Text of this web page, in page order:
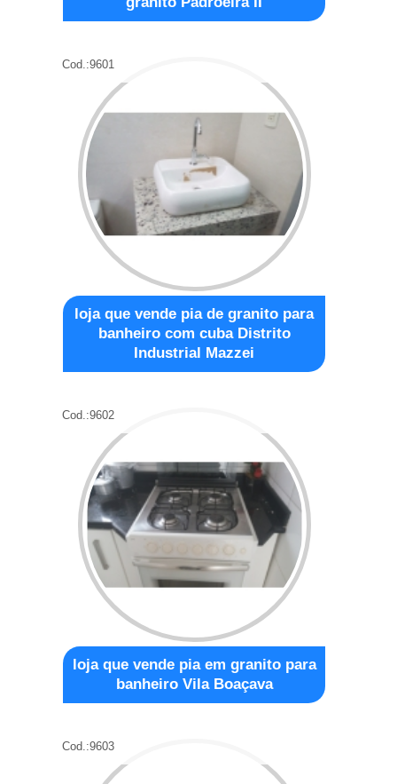
Cod.:9601
loja que vende pia de granito para
banheiro com cuba Distrito
Industrial Mazzei
Cod.:9602
loja que vende pia em granito para
banheiro Vila Boaçava
Cod.:9603